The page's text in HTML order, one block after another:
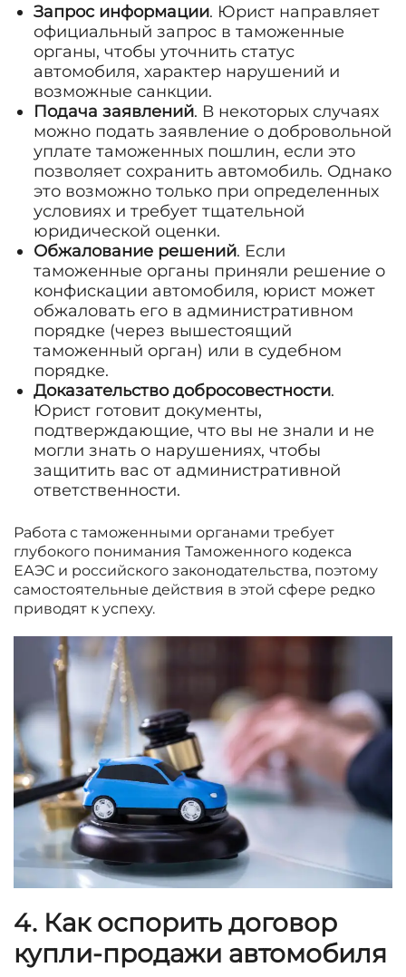
Запрос информации. Юрист направляет
официальный запрос в таможенные
органы, чтобы уточнить статус
автомобиля, характер нарушений и
возможные санкции.
Подача заявлений. В некоторых случаях
можно подать заявление о добровольной
уплате таможенных пошлин, если это
позволяет сохранить автомобиль. Однако
это возможно только при определенных
условиях и требует тщательной
юридической оценки.
Обжалование решений. Если
таможенные органы приняли решение о
конфискации автомобиля, юрист может
обжаловать его в административном
порядке (через вышестоящий
таможенный орган) или в судебном
порядке.
Доказательство добросовестности.
Юрист готовит документы,
подтверждающие, что вы не знали и не
могли знать о нарушениях, чтобы
защитить вас от административной
ответственности.
Работа с таможенными органами требует
глубокого понимания Таможенного кодекса
ЕАЭС и российского законодательства, поэтому
самостоятельные действия в этой сфере редко
приводят к успеху.
4. Как оспорить договор
купли-продажи автомобиля